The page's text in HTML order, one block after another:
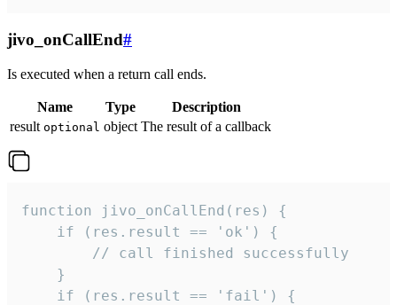
jivo_onCallEnd#
Is executed when a return call ends.
Name Type
Description
result optional object The result of a callback
function jivo_onCallEnd(res) {
    if (res.result == 'ok') {
        // call finished successfully
    }
    if (res.result == 'fail') {